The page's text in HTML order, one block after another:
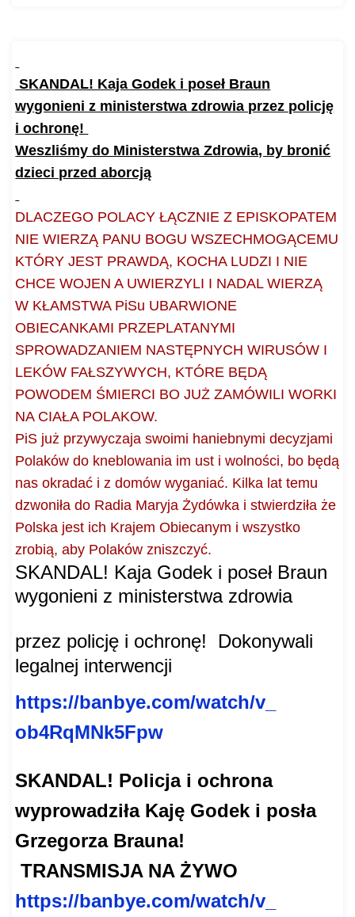
SKANDAL! Kaja Godek i poseł Braun
wygonieni z ministerstwa zdrowia przez policję
i ochronę!
Weszliśmy do Ministerstwa Zdrowia, by bronić
dzieci przed aborcją
DLACZEGO POLACY ŁĄCZNIE Z EPISKOPATEM
NIE WIERZĄ PANU BOGU WSZECHMOGĄCEMU
KTÓRY JEST PRAWDĄ, KOCHA LUDZI I NIE
CHCE WOJEN A UWIERZYLI I NADAL WIERZĄ
W KŁAMSTWA PiSu UBARWIONE
OBIECANKAMI PRZEPLATANYMI
SPROWADZANIEM NASTĘPNYCH WIRUSÓW I
LEKÓW FAŁSZYWYCH, KTÓRE BĘDĄ
POWODEM ŚMIERCI BO JUŻ ZAMÓWILI WORKI
NA CIAŁA POLAKOW.
PiS już przywyczaja swoimi haniebnymi decyzjami
Polaków do kneblowania im ust i wolności, bo będą
nas okradać i z domów wyganiać. Kilka lat temu
dzwoniła do Radia Maryja Żydówka i stwierdziła że
Polska jest ich Krajem Obiecanym i wszystko
zrobią, aby Polaków zniszczyć.
SKANDAL! Kaja Godek i poseł Braun
wygonieni z ministerstwa zdrowia
przez policję i ochronę!
Dokonywali
legalnej interwencji
https://banbye.com/watch/v_
ob4RqMNk5Fpw
SKANDAL! Policja i ochrona
wyprowadziła Kaję Godek i posła
Grzegorza Brauna!
TRANSMISJA NA ŻYWO
https://banbye.com/watch/v_